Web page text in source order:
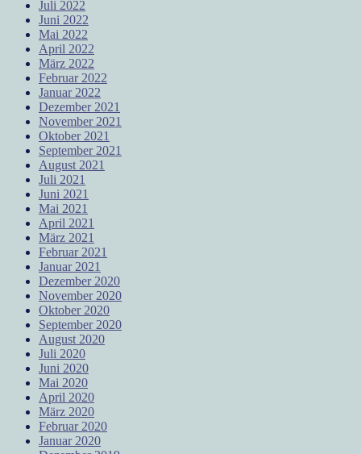
Juli 2022
Juni 2022
Mai 2022
April 2022
März 2022
Februar 2022
Januar 2022
Dezember 2021
November 2021
Oktober 2021
September 2021
August 2021
Juli 2021
Juni 2021
Mai 2021
April 2021
März 2021
Februar 2021
Januar 2021
Dezember 2020
November 2020
Oktober 2020
September 2020
August 2020
Juli 2020
Juni 2020
Mai 2020
April 2020
März 2020
Februar 2020
Januar 2020